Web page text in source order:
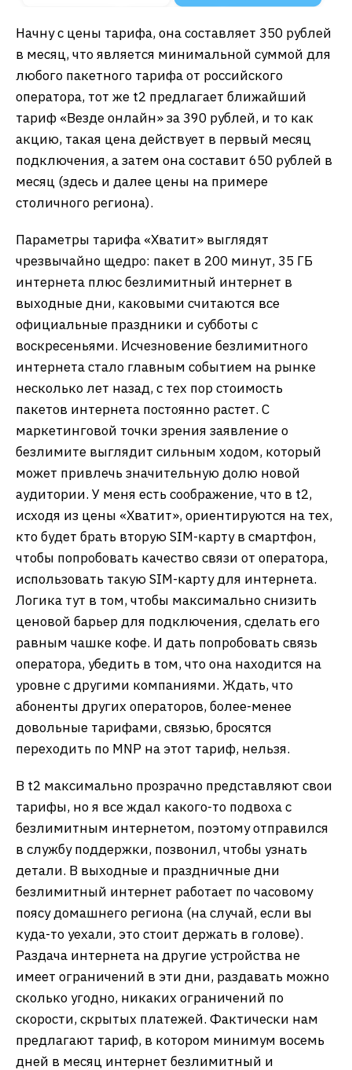
Начну с цены тарифа, она составляет 350 рублей
в месяц, что является минимальной суммой для
любого пакетного тарифа от российского
оператора, тот же t2 предлагает ближайший
тариф «Везде онлайн» за 390 рублей, и то как
акцию, такая цена действует в первый месяц
подключения, а затем она составит 650 рублей в
месяц (здесь и далее цены на примере
столичного региона).
Параметры тарифа «Хватит» выглядят
чрезвычайно щедро: пакет в 200 минут, 35 ГБ
интернета плюс безлимитный интернет в
выходные дни, каковыми считаются все
официальные праздники и субботы с
воскресеньями. Исчезновение безлимитного
интернета стало главным событием на рынке
несколько лет назад, с тех пор стоимость
пакетов интернета постоянно растет. С
маркетинговой точки зрения заявление о
безлимите выглядит сильным ходом, который
может привлечь значительную долю новой
аудитории. У меня есть соображение, что в t2,
исходя из цены «Хватит», ориентируются на тех,
кто будет брать вторую SIM-карту в смартфон,
чтобы попробовать качество связи от оператора,
использовать такую SIM-карту для интернета.
Логика тут в том, чтобы максимально снизить
ценовой барьер для подключения, сделать его
равным чашке кофе. И дать попробовать связь
оператора, убедить в том, что она находится на
уровне с другими компаниями. Ждать, что
абоненты других операторов, более-менее
довольные тарифами, связью, бросятся
переходить по MNP на этот тариф, нельзя.
В t2 максимально прозрачно представляют свои
тарифы, но я все ждал какого-то подвоха с
безлимитным интернетом, поэтому отправился
в службу поддержки, позвонил, чтобы узнать
детали. В выходные и праздничные дни
безлимитный интернет работает по часовому
поясу домашнего региона (на случай, если вы
куда-то уехали, это стоит держать в голове).
Раздача интернета на другие устройства не
имеет ограничений в эти дни, раздавать можно
сколько угодно, никаких ограничений по
скорости, скрытых платежей. Фактически нам
предлагают тариф, в котором минимум восемь
дней в месяц интернет безлимитный и